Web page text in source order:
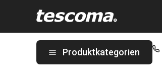
Produktkategorien